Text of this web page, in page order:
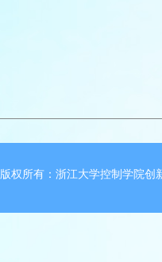
版权所有：浙江大学控制学